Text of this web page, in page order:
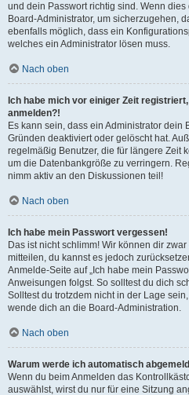
und dein Passwort richtig sind. Wenn
Board-Administrator, um sicherzugehen,
ebenfalls möglich, dass ein
welches ein Administrator lösen muss.
Nach oben
Ich habe mich vor einiger Zeit
anmelden?!
Es kann sein, dass ein Administrator dein
Gründen deaktiviert oder gelöscht hat.
regelmäßig Benutzer, die für längere Zeit
um die Datenbankgröße zu verringern.
nimm aktiv an den Diskussionen teil!
Nach oben
Ich habe mein Passwort vergessen!
Das ist nicht schlimm! Wir können dir
mitteilen, du kannst es jedoch
Anmelde-Seite auf „Ich habe mein
Anweisungen folgst. So solltest du dich
Solltest du trotzdem nicht in der Lage
wende dich an die Board-Administration.
Nach oben
Warum werde ich automatisch
Wenn du beim Anmelden das
auswählst, wirst du nur für eine Sitzung